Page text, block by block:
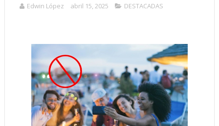
Edwin López abril 15, 2025 DESTACADAS